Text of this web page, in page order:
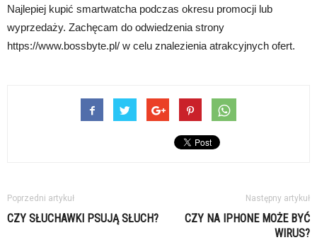
Najlepiej kupić smartwatcha podczas okresu promocji lub
wyprzedaży. Zachęcam do odwiedzenia strony
https://www.bossbyte.pl/ w celu znalezienia atrakcyjnych ofert.
Poprzedni artykuł
CZY SŁUCHAWKI PSUJĄ SŁUCH?
Następny artykuł
CZY NA IPHONE MOŻE BYĆ
WIRUS?